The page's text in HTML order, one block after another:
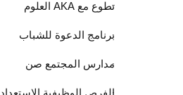
تطوع مع AKA العلوم
برنامج الدعوة للشباب
مدارس المجتمع صن
الفرص الوظيفية الاستعداد